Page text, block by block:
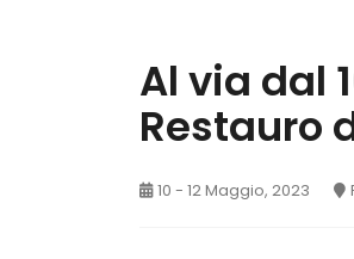
Al via dal
Restauro
10 - 12 Maggio, 2023